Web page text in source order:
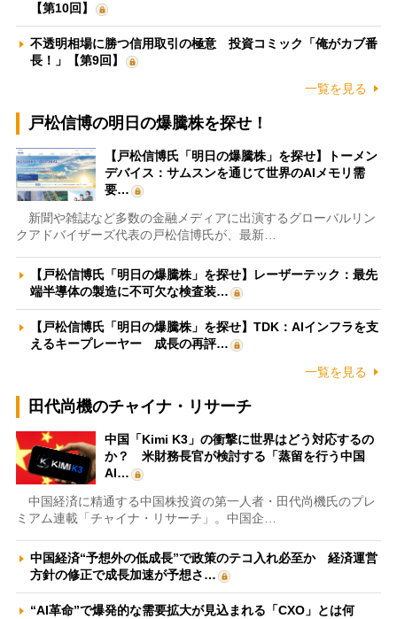
【第10回】
不透明相場に勝つ信用取引の極意 投資コミック「俺がカブ番
長！」【第9回】
一覧を見る
戸松信博の明日の爆騰株を探せ！
【戸松信博氏「明日の爆騰株」を探せ】トーメン
デバイス：サムスンを通じて世界のAIメモリ需
要…
新聞や雑誌など多数の金融メディアに出演するグローバルリン
クアドバイザーズ代表の戸松信博氏が、最新…
【戸松信博氏「明日の爆騰株」を探せ】レーザーテック：最先
端半導体の製造に不可欠な検査装…
【戸松信博氏「明日の爆騰株」を探せ】TDK：AIインフラを支
えるキープレーヤー 成長の再評…
一覧を見る
田代尚機のチャイナ・リサーチ
中国「Kimi K3」の衝撃に世界はどう対応するの
か？ 米財務長官が検討する「蒸留を行う中国
AI…
中国経済に精通する中国株投資の第一人者・田代尚機氏のプレ
ミアム連載「チャイナ・リサーチ」。中国企…
中国経済“予想外の低成長”で政策のテコ入れ必至か 経済運営
方針の修正で成長加速が予想さ…
“AI革命”で爆発的な需要拡大が見込まれる「CXO」とは何